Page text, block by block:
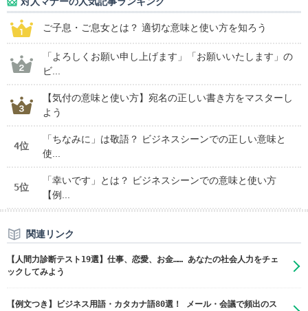
ご子息・ご息女とは？ 適切な意味と使い方を知ろう
「よろしくお願い申し上げます」「お願いいたします」の
ビ...
【気付の意味と使い方】宛名の正しい書き方をマスターし
よう
4位
「ちなみに」は敬語？ ビジネスシーンでの正しい意味と
使...
5位
「幸いです」とは？ ビジネスシーンでの意味と使い方
【例...
関連リンク
【人間力診断テスト19選】仕事、恋愛、お金…… あなたの社会人力をチェ
ックしてみよう
【例文つき】ビジネス用語・カタカナ語80選！ メール・会議で頻出のス